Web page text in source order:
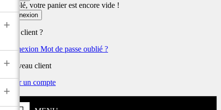
...
Désolé, votre panier est encore vide !
Connexion
Déjà client ?
Connexion Mot de passe oublié ?
Nouveau client
Créer un compte
+
+
+